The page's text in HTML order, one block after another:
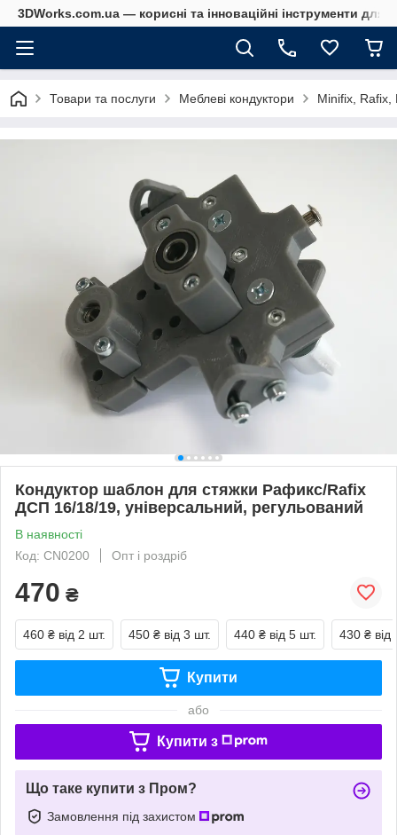
3DWorks.com.ua — корисні та інноваційні інструменти для
Товари та послуги Меблеві кондуктори Minifix, Rafix,
Кондуктор шаблон для стяжки Рафикс/Rafix
ДСП 16/18/19, універсальний, регульований
В наявності
Код: CN0200
Опт і роздріб
470 ₴
460 ₴ від 2 шт. 450 ₴ від 3 шт. 440 ₴ від 5 шт. 430 ₴ від
Купити
або
Купити з
Що таке купити з Пром?
Замовлення під захистом